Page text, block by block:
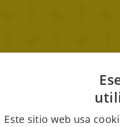
Este sitio web usa